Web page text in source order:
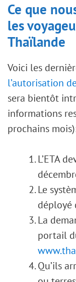
Ce que
les
Thaïlande
Voici les
l’autorisation
sera bientôt
informations
prochains
L’ETA
Le
déployé
La
portail
Qu’ils